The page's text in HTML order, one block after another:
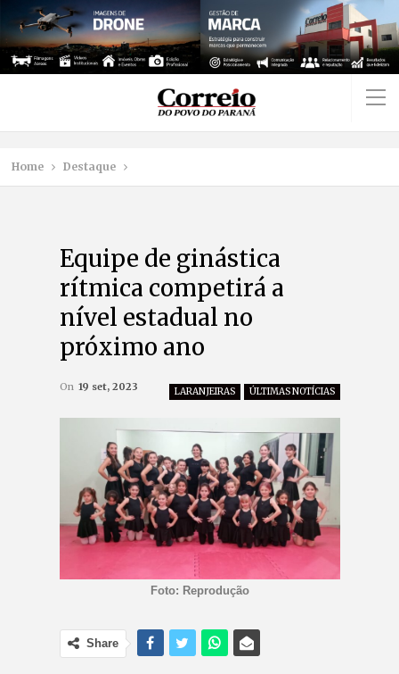
Home Destaque
Equipe de ginástica
rítmica competirá a
nível estadual no
próximo ano
LARANJEIRAS ÚLTIMAS NOTÍCIAS
On 19 set, 2023
Foto: Reprodução
Share